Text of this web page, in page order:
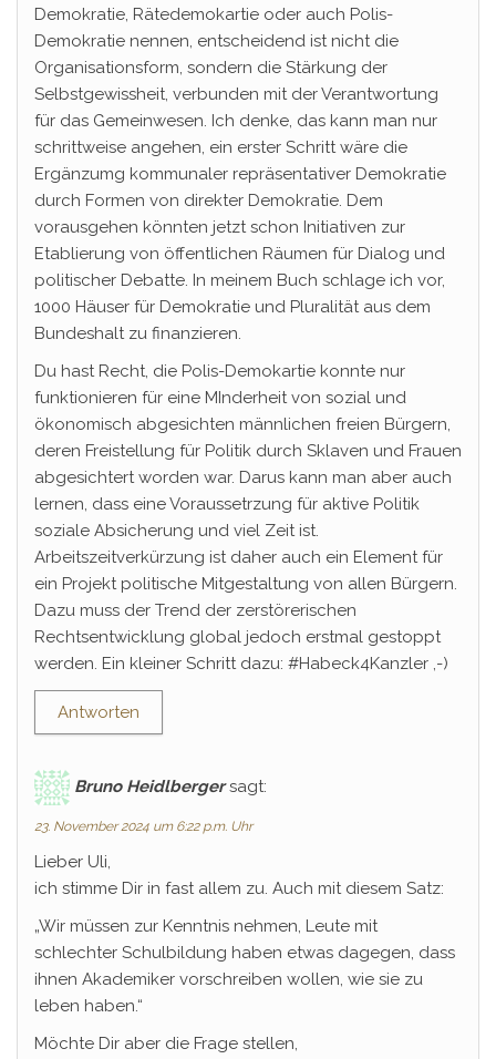
Demokratie, Rätedemokartie oder auch Polis-
Demokratie nennen, entscheidend ist nicht die
Organisationsform, sondern die Stärkung der
Selbstgewissheit, verbunden mit der Verantwortung
für das Gemeinwesen. Ich denke, das kann man nur
schrittweise angehen, ein erster Schritt wäre die
Ergänzumg kommunaler repräsentativer Demokratie
durch Formen von direkter Demokratie. Dem
vorausgehen könnten jetzt schon Initiativen zur
Etablierung von öffentlichen Räumen für Dialog und
politischer Debatte. In meinem Buch schlage ich vor,
1000 Häuser für Demokratie und Pluralität aus dem
Bundeshalt zu finanzieren.
Du hast Recht, die Polis-Demokartie konnte nur
funktionieren für eine MInderheit von sozial und
ökonomisch abgesichten männlichen freien Bürgern,
deren Freistellung für Politik durch Sklaven und Frauen
abgesichtert worden war. Darus kann man aber auch
lernen, dass eine Voraussetrzung für aktive Politik
soziale Absicherung und viel Zeit ist.
Arbeitszeitverkürzung ist daher auch ein Element für
ein Projekt politische Mitgestaltung von allen Bürgern.
Dazu muss der Trend der zerstörerischen
Rechtsentwicklung global jedoch erstmal gestoppt
werden. Ein kleiner Schritt dazu: #Habeck4Kanzler ,-)
Antworten
Bruno Heidlberger sagt:
23. November 2024 um 6:22 p.m. Uhr
Lieber Uli,
ich stimme Dir in fast allem zu. Auch mit diesem Satz:
„Wir müssen zur Kenntnis nehmen, Leute mit
schlechter Schulbildung haben etwas dagegen, dass
ihnen Akademiker vorschreiben wollen, wie sie zu
leben haben.“
Möchte Dir aber die Frage stellen,